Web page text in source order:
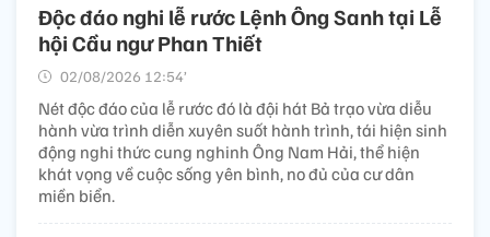
Độc đáo nghi lễ rước Lệnh Ông Sanh tại Lễ
hội Cầu ngư Phan Thiết
02/08/2026 12:54’
Nét độc đáo của lễ rước đó là đội hát Bả trạo vừa diễu
hành vừa trình diễn xuyên suốt hành trình, tái hiện sinh
động nghi thức cung nghinh Ông Nam Hải, thể hiện
khát vọng về cuộc sống yên bình, no đủ của cư dân
miền biển.